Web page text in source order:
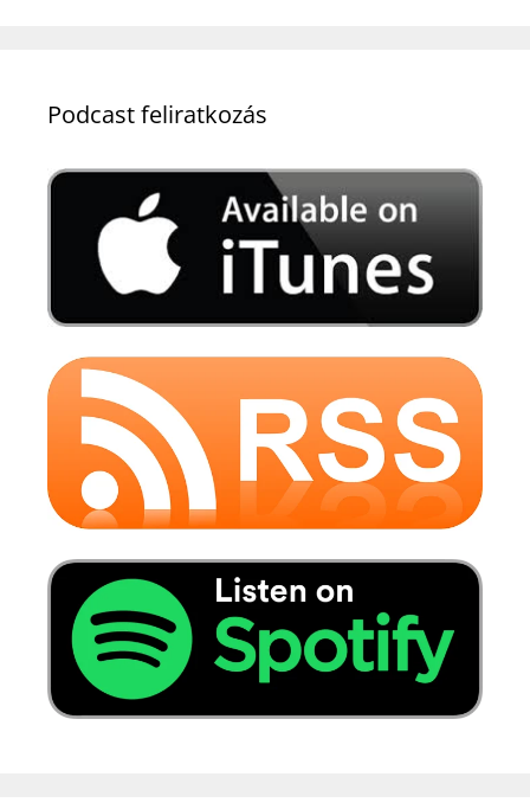
Podcast feliratkozás